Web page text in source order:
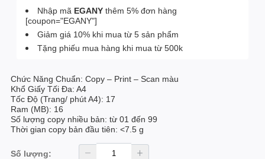
Nhập mã EGANY thêm 5% đơn hàng
[coupon="EGANY"]
Giảm giá 10% khi mua từ 5 sản phẩm
Tặng phiếu mua hàng khi mua từ 500k
Chức Năng Chuẩn: Copy – Print – Scan màu
Khổ Giấy Tối Đa: A4
Tốc Độ (Trang/ phút A4): 17
Ram (MB): 16
Số lượng copy nhiều bản: từ 01 đến 99
Thời gian copy bản đầu tiên: <7.5 g
Số lượng: